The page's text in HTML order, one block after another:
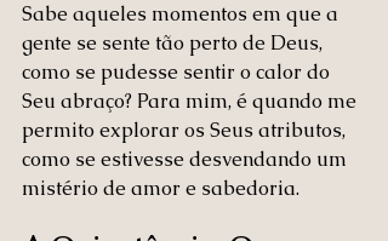
Sabe aqueles momentos em que a
gente se sente tão perto de Deus,
como se pudesse sentir o calor do
Seu abraço? Para mim, é quando me
permito explorar os Seus atributos,
como se estivesse desvendando um
mistério de amor e sabedoria.